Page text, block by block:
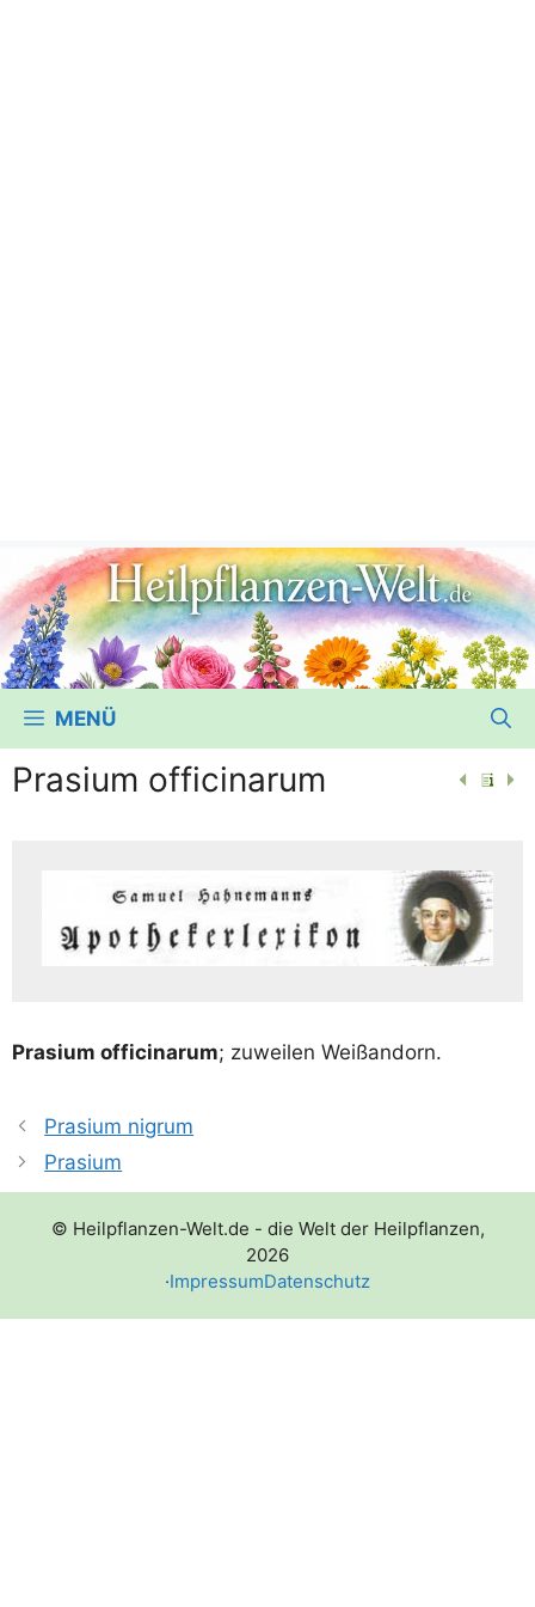
MENÜ
Prasium officinarum
Pra­si­um offi­ci­na­rum; zuwei­len Weißandorn.
Prasium nigrum
Prasium
© Heilpflanzen-Welt.de - die Welt der Heilpflanzen,
2026
·ImpressumDatenschutz